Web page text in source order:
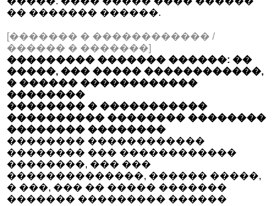
�� ������� ������.
[������� � ������������ /
������ � �������]
��������� ������� ������: ��
�����, ��� ����� ������������,
� ������ ������������
��������
�������� � �����������
���������� �������� ��������
�������� ��������
�������� ������������
�������� ��� ������������
��������, ��� ���
��������������, ������ �����,
� ���, ��� �� ����� �������
������� ��������� ������